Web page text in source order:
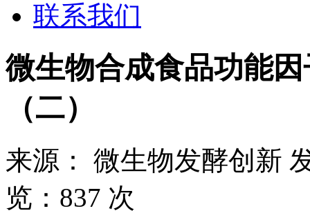
联系我们
微生物合成食品功能
（二）
来源： 微生物发酵创新
览： 837 次